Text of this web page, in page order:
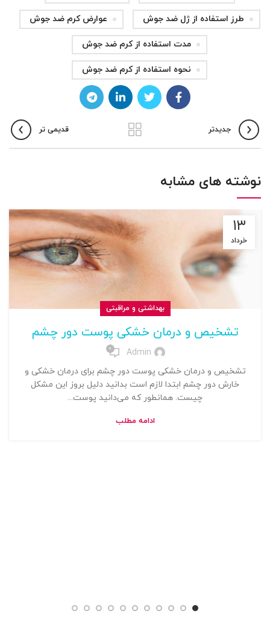
طرز استفاده از ژل ضد جوش عوارض کرم ضد جوش
مدت استفاده از کرم ضد جوش
نحوه استفاده از کرم ضد جوش
جدیدتر قدیمی تر
نوشته های مشابه
۱۳
خرداد
بهداشتی و مراقبتی
تشخیص و درمان خشکی پوست دور چشم
Admin
0
تشخیص و درمان خشکی پوست دور چشم برای درمان خشکی و
خارش دور چشم ابتدا لازم است بدانید دلیل بروز این مشکل
چیست. همانطور که می‌دانید پوست...
ادامه مطلب